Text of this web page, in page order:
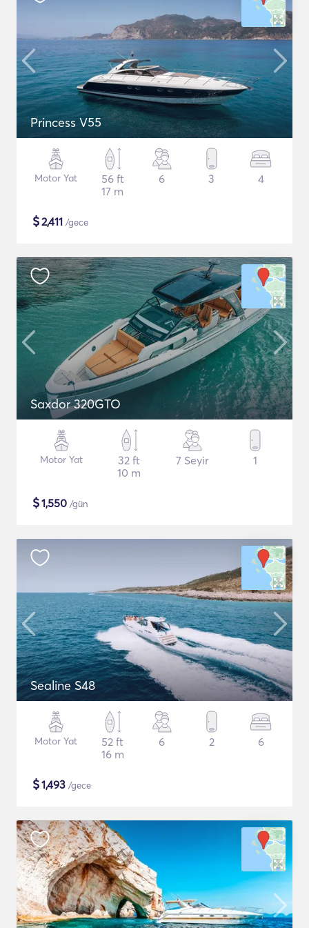
Princess V55
Motor Yat
56 ft
17 m
6 3 4
$2,411 /gece
Saxdor 320GTO
Motor Yat
32 ft
10 m
7 Seyir 1
$1,550 /gün
Sealine S48
Motor Yat
52 ft
16 m
6 2 6
$1,493 /gece